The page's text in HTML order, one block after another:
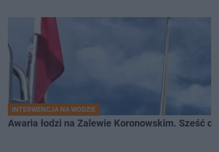
INTERWENCJA NA WODZIE
Awaria łodzi na Zalewie Koronowskim. Sześć